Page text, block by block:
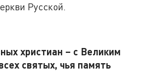
Русской.
христиан – с Великим
святых, чья память